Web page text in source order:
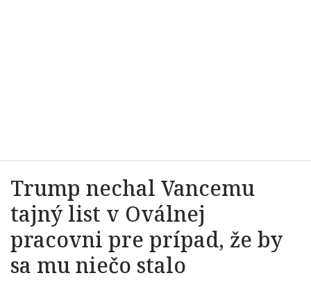
Trump nechal Vancemu
tajný list v Oválnej
pracovni pre prípad, že by
sa mu niečo stalo